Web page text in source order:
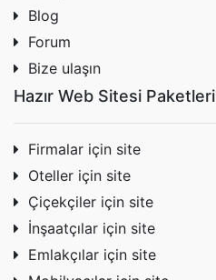
Blog
Forum
Bize ulaşın
Hazır Web Sitesi Paketleri
Firmalar için site
Oteller için site
Çiçekçiler için site
İnşaatçılar için site
Emlakçılar için site